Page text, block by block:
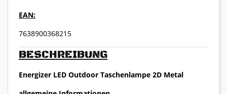
BESCHREIBUNG
Energizer LED Outdoor Taschenlampe 2D Metal
EAN:
7638900368215